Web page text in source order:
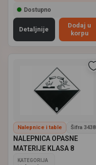
Dostupno
Detaljnije
Dodaj u
korpu
Nalepnice i table Šifra 3438
NALEPNICA OPASNE
MATERIJE KLASA 8
KATEGORIJA